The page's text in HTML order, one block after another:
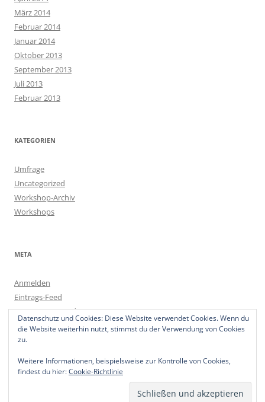
März 2014
Februar 2014
Januar 2014
Oktober 2013
September 2013
Juli 2013
Februar 2013
KATEGORIEN
Umfrage
Uncategorized
Workshop-Archiv
Workshops
META
Anmelden
Eintrags-Feed
Kommentar-Feed
WordPress.org
Stolz präsentiert von WordPress
Datenschutz und Cookies: Diese Website verwendet Cookies. Wenn du
die Website weiterhin nutzt, stimmst du der Verwendung von Cookies
zu.
Weitere Informationen, beispielsweise zur Kontrolle von Cookies,
findest du hier:Cookie-Richtlinie